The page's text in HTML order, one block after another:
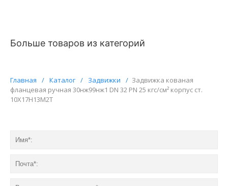
Больше товаров из категорий
Главная / Каталог / Задвижки / Задвижка кованая
фланцевая ручная 30нж99нж1 DN 32 PN 25 кгс/см² корпус ст.
10Х17Н13М2Т